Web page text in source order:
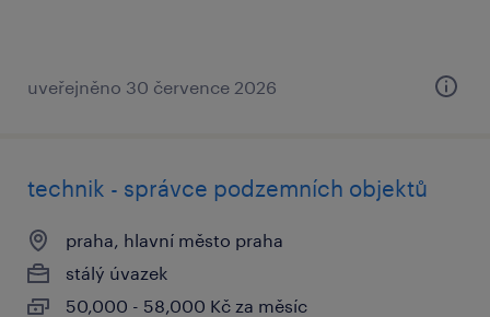
uveřejněno 30 července 2026
technik - správce podzemních objektů
praha, hlavní město praha
stálý úvazek
50,000 - 58,000 Kč za měsíc